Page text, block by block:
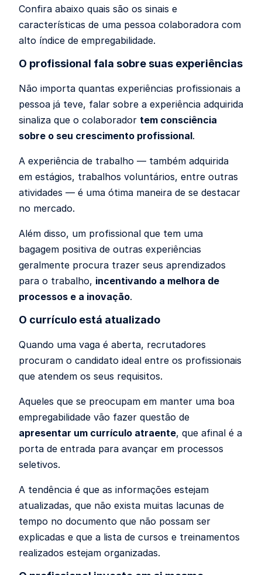
Confira abaixo quais são os sinais e
características de uma pessoa colaboradora com
alto índice de empregabilidade.
O profissional fala sobre suas experiências
Não importa quantas experiências profissionais a
pessoa já teve, falar sobre a experiência adquirida
sinaliza que o colaborador tem consciência
sobre o seu crescimento profissional.
A experiência de trabalho — também adquirida
em estágios, trabalhos voluntários, entre outras
atividades — é uma ótima maneira de se destacar
no mercado.
Além disso, um profissional que tem uma
bagagem positiva de outras experiências
geralmente procura trazer seus aprendizados
para o trabalho, incentivando a melhora de
processos e a inovação.
O currículo está atualizado
Quando uma vaga é aberta, recrutadores
procuram o candidato ideal entre os profissionais
que atendem os seus requisitos.
Aqueles que se preocupam em manter uma boa
empregabilidade vão fazer questão de
apresentar um currículo atraente, que afinal é a
porta de entrada para avançar em processos
seletivos.
A tendência é que as informações estejam
atualizadas, que não exista muitas lacunas de
tempo no documento que não possam ser
explicadas e que a lista de cursos e treinamentos
realizados estejam organizadas.